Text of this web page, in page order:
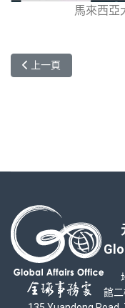
馬來西亞
上一篇文章: 線上招生
上一頁
地
館